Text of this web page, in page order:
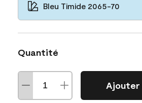
Bleu Timide 2065-70
Quantité
Ajouter